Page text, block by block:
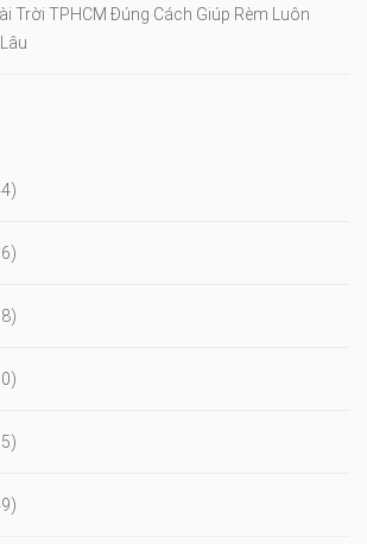
Trời TPHCM Đúng Cách Giúp Rèm Luôn